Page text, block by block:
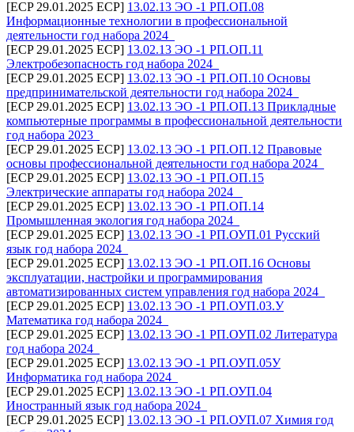
[ECP 29.01.2025 ECP] 13.02.13 ЭО -1 РП.ОП.08
Информационные технологии в профессиональной
деятельности год набора 2024_
[ECP 29.01.2025 ECP] 13.02.13 ЭО -1 РП.ОП.11
Электробезопасность год набора 2024_
[ECP 29.01.2025 ECP] 13.02.13 ЭО -1 РП.ОП.10 Основы
предпринимательской деятельности год набора 2024_
[ECP 29.01.2025 ECP] 13.02.13 ЭО -1 РП.ОП.13 Прикладные
компьютерные программы в профессиональной деятельности
год набора 2023_
[ECP 29.01.2025 ECP] 13.02.13 ЭО -1 РП.ОП.12 Правовые
основы профессиональной деятельности год набора 2024_
[ECP 29.01.2025 ECP] 13.02.13 ЭО -1 РП.ОП.15
Электрические аппараты год набора 2024 _
[ECP 29.01.2025 ECP] 13.02.13 ЭО -1 РП.ОП.14
Промышленная экология год набора 2024_
[ECP 29.01.2025 ECP] 13.02.13 ЭО -1 РП.ОУП.01 Русский
язык год набора 2024_
[ECP 29.01.2025 ECP] 13.02.13 ЭО -1 РП.ОП.16 Основы
эксплуатации, настройки и программирования
автоматизированных систем управления год набора 2024_
[ECP 29.01.2025 ECP] 13.02.13 ЭО -1 РП.ОУП.03.У
Математика год набора 2024_
[ECP 29.01.2025 ECP] 13.02.13 ЭО -1 РП.ОУП.02 Литература
год набора 2024_
[ECP 29.01.2025 ECP] 13.02.13 ЭО -1 РП.ОУП.05У
Информатика год набора 2024_
[ECP 29.01.2025 ECP] 13.02.13 ЭО -1 РП.ОУП.04
Иностранный язык год набора 2024_
[ECP 29.01.2025 ECP] 13.02.13 ЭО -1 РП.ОУП.07 Химия год